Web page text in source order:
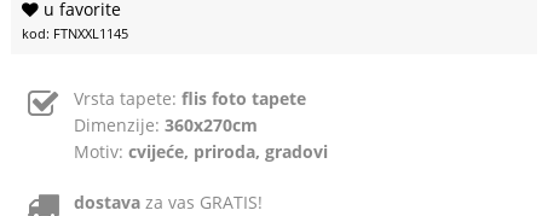
u favorite
kod: FTNXXL1145
Vrsta tapete: flis foto tapete
Dimenzije: 360x270cm
Motiv: cvijeće, priroda, gradovi
dostavaza vas GRATIS!